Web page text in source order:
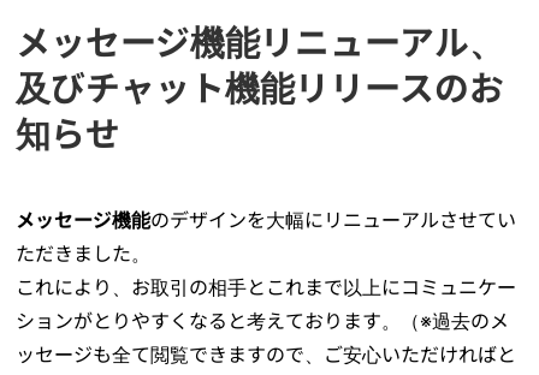
メッセージ機能リニューアル、
及びチャット機能リリースのお
知らせ
メッセージ機能のデザインを大幅にリニューアルさせてい
ただきました。
これにより、お取引の相手とこれまで以上にコミュニケー
ションがとりやすくなると考えております。（※過去のメ
ッセージも全て閲覧できますので、ご安心いただければと